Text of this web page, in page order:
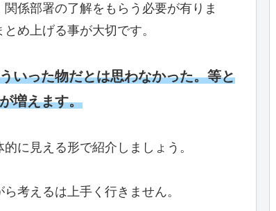
係部署の了解をもらう必要が有りま
め上げる事が大切です。
いった物だとは思わなかった。等と
増えます。
に見える形で紹介しましょう。
考えるは上手く行きません。